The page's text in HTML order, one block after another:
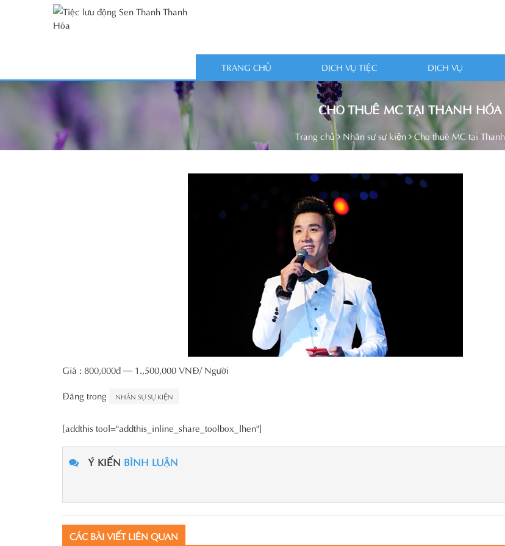
TRANG CHỦ DỊCH VỤ TIỆC DỊCH VỤ
CHO THUÊ MC TẠI THANH HÓA
Trang chủ Nhân sự sự kiện Cho thuê MC tại
Giá : 800,000đ — 1.,500,000 VNĐ/ Người
Đăng trong
NHÂN SỰ SỰ KIỆN
[addthis tool="addthis_inline_share_toolbox_lhen"]
Ý KIẾN BÌNH LUẬN
CÁC BÀI VIẾT LIÊN QUAN